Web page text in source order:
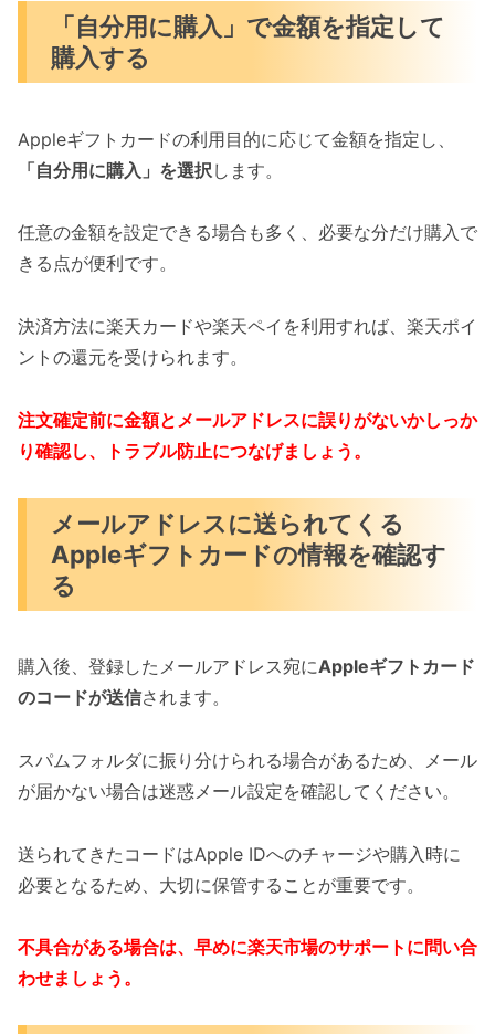
「自分用に購入」で金額を指定して
購入する
Appleギフトカードの利用目的に応じて金額を指定し、
「自分用に購入」を選択 します。
任意の金額を設定できる場合も多く、必要な分だけ購入で
きる点が便利です。
決済方法に楽天カードや楽天ペイを利用すれば、楽天ポイ
ントの還元を受けられます。
注文確定前に金額とメールアドレスに誤りがないかしっか
り確認し、トラブル防止につなげましょう。
メールアドレスに送られてくる
Appleギフトカードの情報を確認す
る
購入後、登録したメールアドレス宛にAppleギフトカード
のコードが送信されます。
スパムフォルダに振り分けられる場合があるため、メール
が届かない場合は迷惑メール設定を確認してください。
送られてきたコードはApple IDへのチャージや購入時に
必要となるため、大切に保管することが重要です。
不具合がある場合は、早めに楽天市場のサポートに問い合
わせましょう。